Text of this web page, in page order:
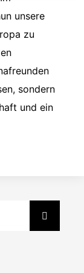
unsere
zu
sondern
und ein